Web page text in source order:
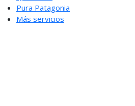
Pura Patagonia
Más servicios